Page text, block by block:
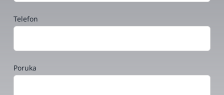
Telefon
Poruka